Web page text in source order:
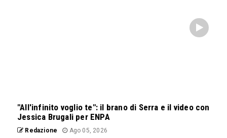
"All'infinito voglio te": il brano di Serra e il video con
Jessica Brugali per ENPA
Redazione Ago 05, 2026